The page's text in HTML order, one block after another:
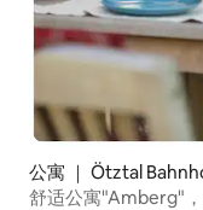
公寓 ｜ Ötztal
舒适公寓"Amberg"